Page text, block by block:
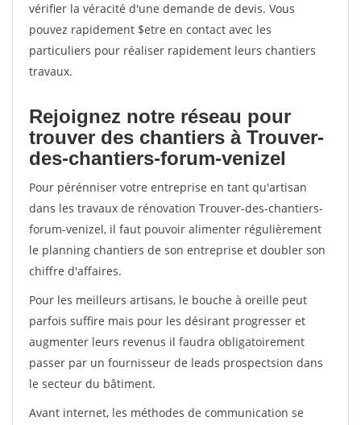
vérifier la véracité d'une demande de devis. Vous
pouvez rapidement $etre en contact avec les
particuliers pour réaliser rapidement leurs chantiers
travaux.
Rejoignez notre réseau pour
trouver des chantiers à Trouver-
des-chantiers-forum-venizel
Pour pérénniser votre entreprise en tant qu'artisan
dans les travaux de rénovation Trouver-des-chantiers-
forum-venizel, il faut pouvoir alimenter régulièrement
le planning chantiers de son entreprise et doubler son
chiffre d'affaires.
Pour les meilleurs artisans, le bouche à oreille peut
parfois suffire mais pour les désirant progresser et
augmenter leurs revenus il faudra obligatoirement
passer par un fournisseur de leads prospectsion dans
le secteur du bâtiment.
Avant internet, les méthodes de communication se